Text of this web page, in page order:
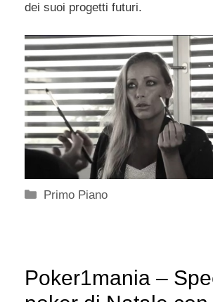
dei suoi progetti futuri.
Categorie
Primo Piano
Poker1mania –